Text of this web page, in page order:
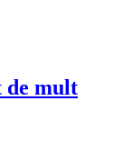
de mult